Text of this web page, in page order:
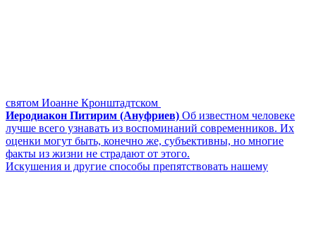
святом Иоанне Кронштадтском
Иеродиакон Питирим (Ануфриев) Об известном человеке
лучше всего узнавать из воспоминаний современников. Их
оценки могут быть, конечно же, субъективны, но многие
факты из жизни не страдают от этого.
Искушения и другие способы препятствовать нашему